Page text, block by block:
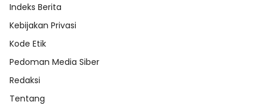
Indeks Berita
Kebijakan Privasi
Kode Etik
Pedoman Media Siber
Redaksi
Tentang